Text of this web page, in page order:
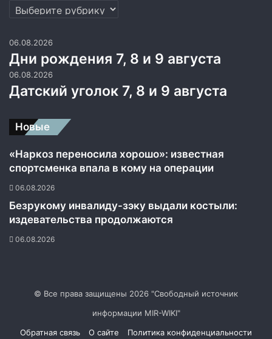
Рубрики
06.08.2026
Дни рождения 7, 8 и 9 августа
06.08.2026
Датский уголок 7, 8 и 9 августа
Новые
«Наркоз переносила хорошо»: известная
спортсменка впала в кому на операции
06.08.2026
Безрукому инвалиду-зэку выдали костыли:
издевательства продолжаются
06.08.2026
© Все права защищены 2026 "Свободный источник
информации MIR-WIKI"
Обратная связь
О сайте Политика конфиденциальности